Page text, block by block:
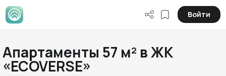
Войти
Апартаменты 57 м² в ЖК
«ECOVERSE»